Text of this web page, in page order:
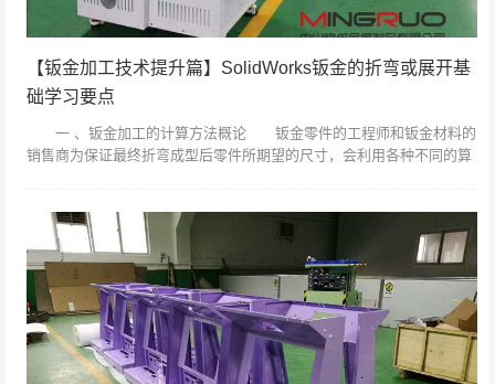
【钣金加工技术提升篇】SolidWorks钣金的折弯或展开基
础学习要点
一 、钣金加工的计算方法概论 钣金零件的工程师和钣金材料的
销售商为保证最终折弯成型后零件所期望的尺寸，会利用各种不同的算